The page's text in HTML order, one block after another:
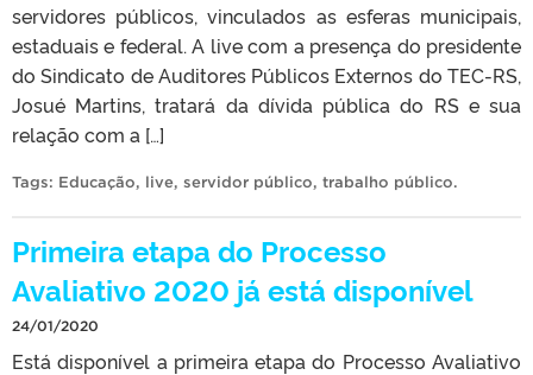
servidores públicos, vinculados as esferas municipais,
estaduais e federal. A live com a presença do presidente
do Sindicato de Auditores Públicos Externos do TEC-RS,
Josué Martins, tratará da dívida pública do RS e sua
relação com a […]
Tags: Educação, live, servidor público, trabalho público.
Primeira etapa do Processo
Avaliativo 2020 já está disponível
24/01/2020
Está disponível a primeira etapa do Processo Avaliativo